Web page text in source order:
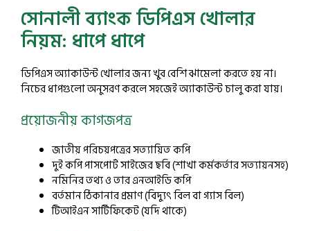
সোনালী ব্যাংক ডিপিএস খোলার
নিয়ম: ধাপে ধাপে
ডিপিএস অ্যাকাউন্ট খোলার জন্য খুব বেশি ঝামেলা করতে হয় না।
নিচের ধাপগুলো অনুসরণ করলে সহজেই অ্যাকাউন্ট চালু করা যায়।
প্রয়োজনীয় কাগজপত্র
জাতীয় পরিচয়পত্রের সত্যায়িত কপি
দুই কপি পাসপোর্ট সাইজের ছবি (শাখা কর্মকর্তার সত্যায়নসহ)
নমিনির তথ্য ও তার এনআইডি কপি
বর্তমান ঠিকানার প্রমাণ (বিদ্যুৎ বিল বা গ্যাস বিল)
টিআইএন সার্টিফিকেট (যদি থাকে)